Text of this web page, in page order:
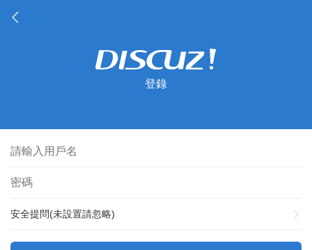
登錄
安全提問(未設置請忽略)